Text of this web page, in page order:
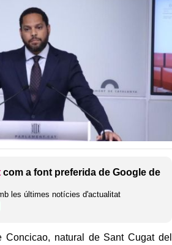
com a font preferida de Google de
les últimes notícies d'actualitat
Concicao, natural de Sant Cugat del